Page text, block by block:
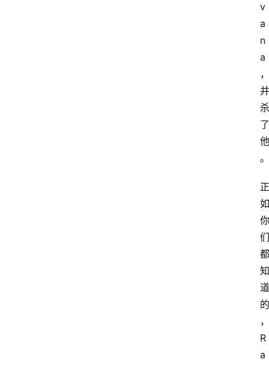
v
a
n
a
，
并
杀
了
他
。
正
如
你
们
都
知
道
的
，
R
a